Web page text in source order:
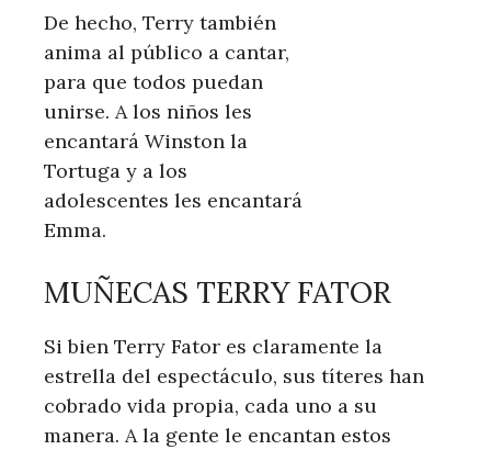
De hecho, Terry también
anima al público a cantar,
para que todos puedan
unirse. A los niños les
encantará Winston la
Tortuga y a los
adolescentes les encantará
Emma.
MUÑECAS TERRY FATOR
Si bien Terry Fator es claramente la
estrella del espectáculo, sus títeres han
cobrado vida propia, cada uno a su
manera. A la gente le encantan estos